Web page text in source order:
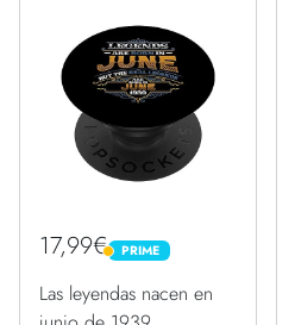
17,99€ PRIME
PRIME
Las leyendas nacen en